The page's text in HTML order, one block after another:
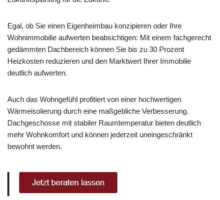
Egal, ob Sie einen Eigenheimbau konzipieren oder Ihre
Wohnimmobilie aufwerten beabsichtigen: Mit einem fachgerecht
gedämmten Dachbereich können Sie bis zu 30 Prozent
Heizkosten reduzieren und den Marktwert Ihrer Immobilie
deutlich aufwerten.
Auch das Wohngefühl profitiert von einer hochwertigen
Wärmeisolierung durch eine maßgebliche Verbesserung.
Dachgeschosse mit stabiler Raumtemperatur bieten deutlich
mehr Wohnkomfort und können jederzeit uneingeschränkt
bewohnt werden.